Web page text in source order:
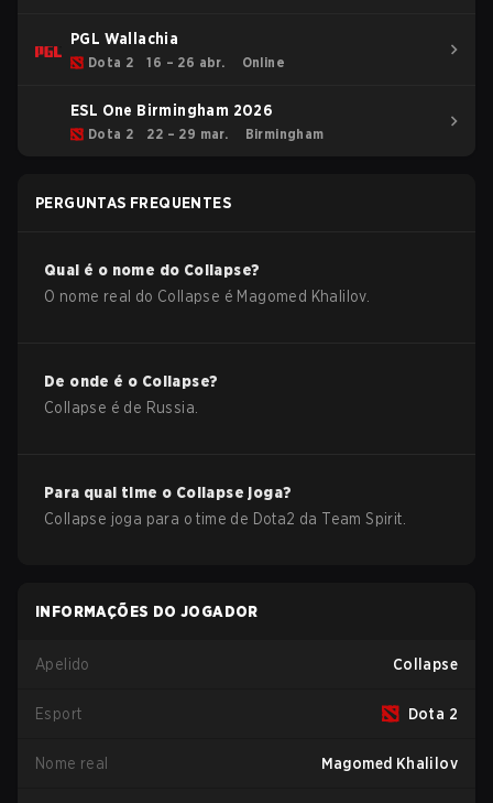
PGL Wallachia
Dota 2 16 – 26 abr. Online
ESL One Birmingham 2026
Dota 2 22 – 29 mar. Birmingham
PERGUNTAS FREQUENTES
Qual é o nome do Collapse?
O nome real do Collapse é Magomed Khalilov.
De onde é o Collapse?
Collapse é de Russia
Para qual time o Collapse joga?
Collapse joga para o time de Dota2 da Team Spirit
INFORMAÇÕES DO JOGADOR
Apelido Collapse
Esport Dota 2
Nome real Magomed Khalilov